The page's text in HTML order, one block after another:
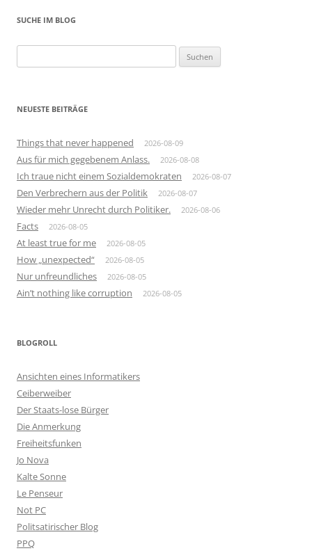
SUCHE IM BLOG
nach:
NEUESTE BEITRÄGE
Things that never happened 2026-08-09
Aus für mich gegebenem Anlass. 2026-08-08
Ich traue nicht einem Sozialdemokraten 2026-08-07
Den Verbrechern aus der Politik 2026-08-07
Wieder mehr Unrecht durch Politiker. 2026-08-06
Facts 2026-08-05
At least true for me 2026-08-05
How „unexpected“ 2026-08-05
Nur unfreundliches 2026-08-05
Ain’t nothing like corruption 2026-08-05
BLOGROLL
Ansichten eines Informatikers
Ceiberweiber
Der Staats-lose Bürger
Die Anmerkung
Freiheitsfunken
Jo Nova
Kalte Sonne
Le Penseur
Not PC
Politsatirischer Blog
PPQ